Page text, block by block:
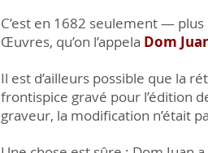
C’est en 1682 seulement —
Œuvres, qu’on l’appela Dom
Il est d’ailleurs possible que la
frontispice gravé pour l’édition
graveur, la modification n’était